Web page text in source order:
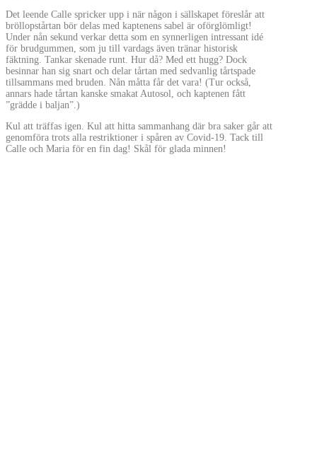
Det leende Calle spricker upp i när någon i sällskapet föreslår att
bröllopstårtan bör delas med kaptenens sabel är oförglömligt!
Under nån sekund verkar detta som en synnerligen intressant idé
för brudgummen, som ju till vardags även tränar historisk
fäktning. Tankar skenade runt. Hur då? Med ett hugg? Dock
besinnar han sig snart och delar tårtan med sedvanlig tårtspade
tillsammans med bruden. Nån måtta får det vara! (Tur också,
annars hade tårtan kanske smakat Autosol, och kaptenen fått
”grädde i baljan”.)
Kul att träffas igen. Kul att hitta sammanhang där bra saker går att
genomföra trots alla restriktioner i spåren av Covid-19. Tack till
Calle och Maria för en fin dag! Skål för glada minnen!